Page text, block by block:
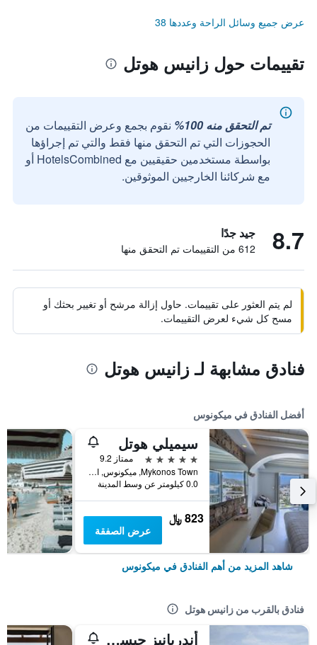
عرض جميع وسائل الراحة وعددها 38
تقييمات حول زانيس هوتل
تم التحقق منه 100%
نقوم بجمع وعرض التقييمات من
الحجوزات التي تم التحقق منها فقط والتي تم إجراؤها
بواسطة مستخدمين حقيقيين مع HotelsCombined أو
مع شركائنا الخارجيين الموثوقين.
8.7 جيد جدًا
612 من التقييمات تم التحقق منها
لم يتم العثور على تقييمات. حاول إزالة مرشح أو تغيير بحثك أو
مسح كل شيء لعرض التقييمات.
فنادق مشابهة لـ زانيس هوتل
أفضل الفنادق في ميكونوس
سيميلي هوتل
5 نجوم
ممتاز 9.2
Mykonos Town, ميكونوس, اليونان
0.0 كيلومتر عن وسط المدينة
823 ﷼
عرض الصفقة
شاهد المزيد من أهم الفنادق في ميكونوس
فنادق بالقرب من زانيس هوتل
أندريانيز جيست هاوس